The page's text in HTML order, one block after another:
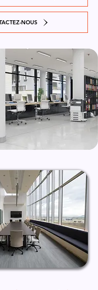
NOUS